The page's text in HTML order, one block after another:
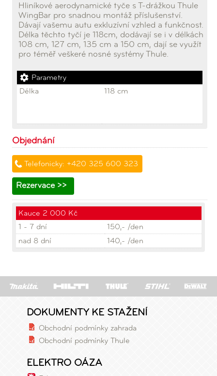
Hliníkové aerodynamické tyče s T-drážkou Thule
WingBar pro snadnou montáž příslušenství.
Dávají vašemu autu exkluzívní vzhled a funkčnost.
Délka těchto tyčí je 118cm, dodávají se i v délkách
108 cm, 127 cm, 135 cm a 150 cm, dají se využít
pro téměř veškeré nosné systémy Thule.
Parametry
Délka
118 cm
Objednání
Telefonicky: +420 325 600 323
Rezervace >>
Kauce 2 000 Kč
1 - 7 dní
150,- /den
nad 8 dní
140,- /den
DOKUMENTY KE STAŽENÍ
Obchodní podmínky zahrada
Obchodní podmínky Thule
ELEKTRO OÁZA